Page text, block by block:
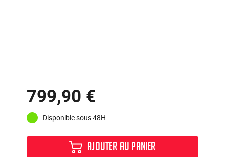
799,90 €
Disponible sous 48H
AJOUTER AU PANIER